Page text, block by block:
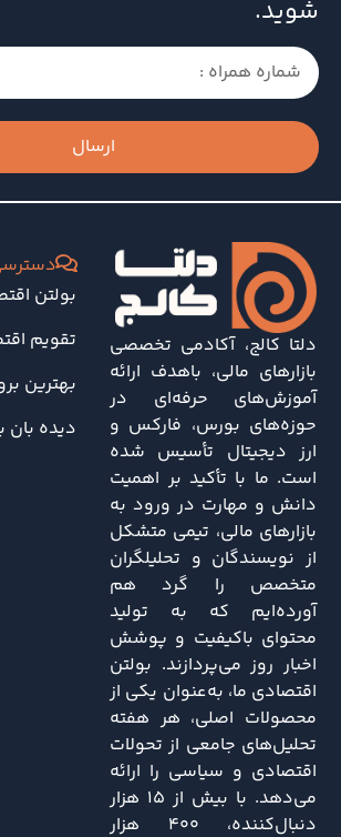
شوید.
ارسال
دلتا کالج، آکادمی تخصصی
بازارهای مالی، باهدف ارائه
آموزش‌های حرفه‌ای در
حوزه‌های بورس، فارکس و
ارز دیجیتال تأسیس شده
است. ما با تأکید بر اهمیت
دانش و مهارت در ورود به
بازارهای مالی، تیمی متشکل
از نویسندگان و تحلیلگران
متخصص را گرد هم
آورده‌ایم که به تولید
محتوای باکیفیت و پوشش
اخبار روز می‌پردازند. بولتن
اقتصادی ما، به‌عنوان یکی از
محصولات اصلی، هر هفته
تحلیل‌های جامعی از تحولات
اقتصادی و سیاسی را ارائه
می‌دهد. با بیش از ۱۵ هزار
دنبال‌کننده، ۴۰۰ هزار
بولتن
تقویم
بهترین
دیده بان